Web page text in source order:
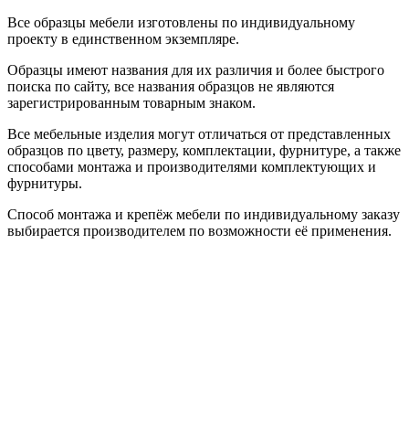
Все образцы мебели изготовлены по индивидуальному
проекту в единственном экземпляре.
Образцы имеют названия для их различия и более быстрого
поиска по сайту, все названия образцов не являются
зарегистрированным товарным знаком.
Все мебельные изделия могут отличаться от представленных
образцов по цвету, размеру, комплектации, фурнитуре, а также
способами монтажа и производителями комплектующих и
фурнитуры.
Способ монтажа и крепёж мебели по индивидуальному заказу
выбирается производителем по возможности её применения.